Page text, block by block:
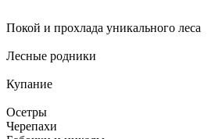
Покой и прохлада уникального леса
Лесные родники
Купание
Осетры
Черепахи